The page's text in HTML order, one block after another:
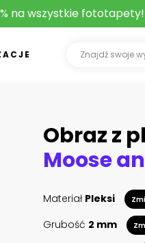
na wszystkie fototapety!
Obraz z
Materiał Pleksi
Grubość 2 mm